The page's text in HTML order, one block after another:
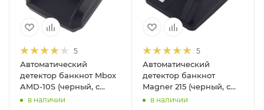
5
Автоматический
детектор банкнот Mbox
AMD-10S (черный, с
АКБ)
в наличии
5
Автоматический
детектор банкнот
Magner 215 (черный, с
АКБ, RUB/USD/EUR)
в наличии